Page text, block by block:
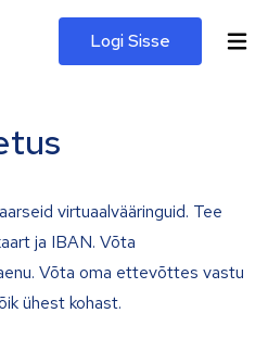
Logi Sisse
virtuaalvääringuid. Tee
ja IBAN. Võta
Võta oma ettevõttes vastu
ühest kohast.